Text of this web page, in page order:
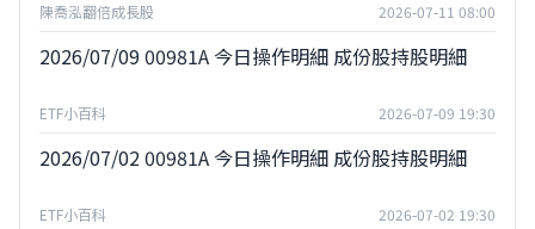
陳喬泓翻倍成長股 2026-07-11 08:00
2026/07/09 00981A 今日操作明細 成份股持股明細
ETF小百科 2026-07-09 19:30
2026/07/02 00981A 今日操作明細 成份股持股明細
ETF小百科 2026-07-02 19:30